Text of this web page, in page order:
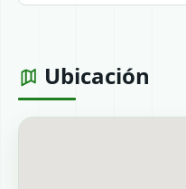
Ubicación